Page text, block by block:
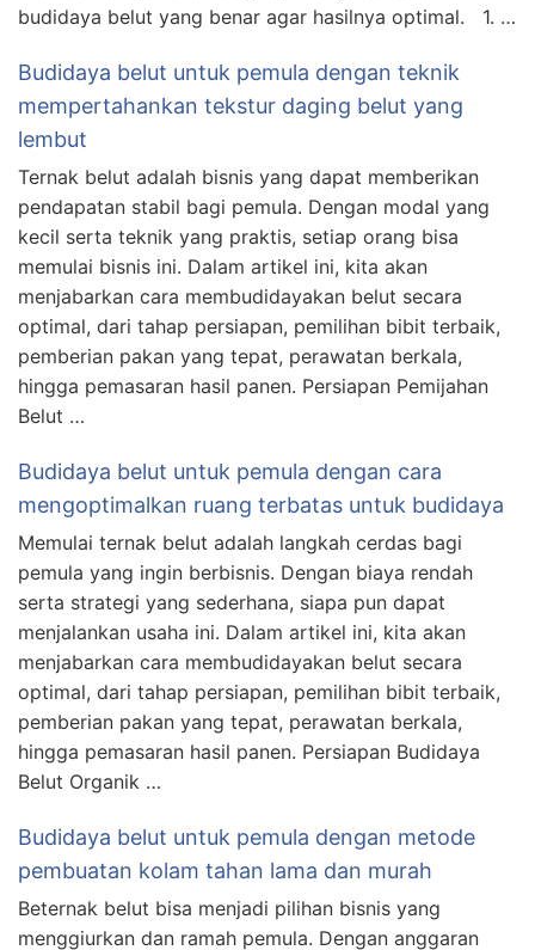
budidaya belut yang benar agar hasilnya optimal. 1. …
Budidaya belut untuk pemula dengan teknik
mempertahankan tekstur daging belut yang
lembut
Ternak belut adalah bisnis yang dapat memberikan
pendapatan stabil bagi pemula. Dengan modal yang
kecil serta teknik yang praktis, setiap orang bisa
memulai bisnis ini. Dalam artikel ini, kita akan
menjabarkan cara membudidayakan belut secara
optimal, dari tahap persiapan, pemilihan bibit terbaik,
pemberian pakan yang tepat, perawatan berkala,
hingga pemasaran hasil panen. Persiapan Pemijahan
Belut …
Budidaya belut untuk pemula dengan cara
mengoptimalkan ruang terbatas untuk budidaya
Memulai ternak belut adalah langkah cerdas bagi
pemula yang ingin berbisnis. Dengan biaya rendah
serta strategi yang sederhana, siapa pun dapat
menjalankan usaha ini. Dalam artikel ini, kita akan
menjabarkan cara membudidayakan belut secara
optimal, dari tahap persiapan, pemilihan bibit terbaik,
pemberian pakan yang tepat, perawatan berkala,
hingga pemasaran hasil panen. Persiapan Budidaya
Belut Organik …
Budidaya belut untuk pemula dengan metode
pembuatan kolam tahan lama dan murah
Beternak belut bisa menjadi pilihan bisnis yang
menggiurkan dan ramah pemula. Dengan anggaran